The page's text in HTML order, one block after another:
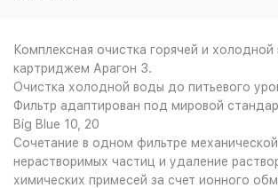
Комплексная очистка горячей и холодной
картриджем Арагон 3.
Очистка холодной воды до питьевого
Фильтр адаптирован под мировой
Big Blue 10, 20
Сочетание в одном фильтре
нерастворимых частиц и удаление
химических примесей за счет ионного